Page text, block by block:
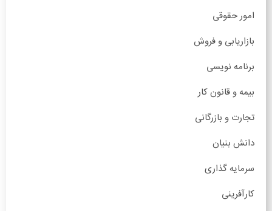
امور حقوقی
بازاریابی و فروش
برنامه نویسی
بیمه و قانون کار
تجارت و بازرگانی
دانش بنیان
سرمایه گذاری
کارآفرینی